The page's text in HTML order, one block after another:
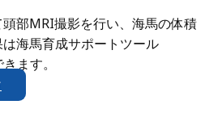
部MRI撮影を行い、海馬の体積
海馬育成サポートツール
ます。